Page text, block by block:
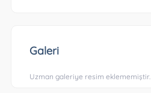
Galeri
Uzman galeriye resim eklememiştir.